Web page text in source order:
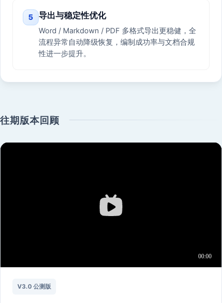
5 导出与稳定性优化
Word / Markdown / PDF 多格式导出更稳健，全
流程异常自动降级恢复，编制成功率与文档合规
性进一步提升。
往期版本回顾
V3.0 公测版